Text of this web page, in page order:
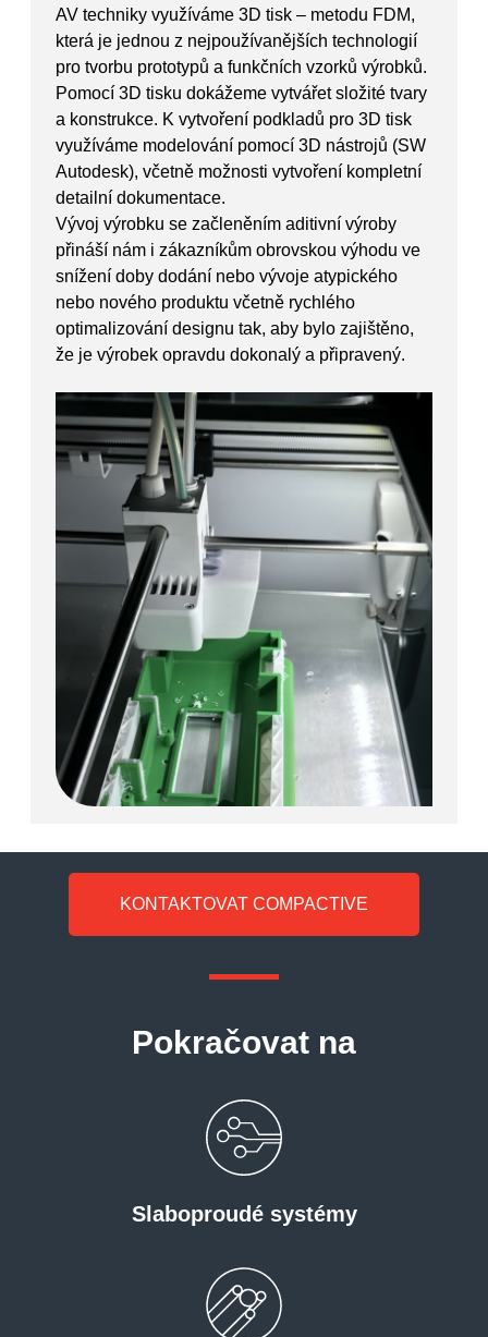
AV techniky využíváme 3D tisk – metodu FDM,
která je jednou z nejpoužívanějších technologií
pro tvorbu prototypů a funkčních vzorků výrobků.
Pomocí 3D tisku dokážeme vytvářet složité tvary
a konstrukce. K vytvoření podkladů pro 3D tisk
využíváme modelování pomocí 3D nástrojů (SW
Autodesk), včetně možnosti vytvoření kompletní
detailní dokumentace.
Vývoj výrobku se začleněním aditivní výroby
přináší nám i zákazníkům obrovskou výhodu ve
snížení doby dodání nebo vývoje atypického
nebo nového produktu včetně rychlého
optimalizování designu tak, aby bylo zajištěno,
že je výrobek opravdu dokonalý a připravený.
KONTAKTOVAT COMPACTIVE
Pokračovat na
Slaboproudé systémy